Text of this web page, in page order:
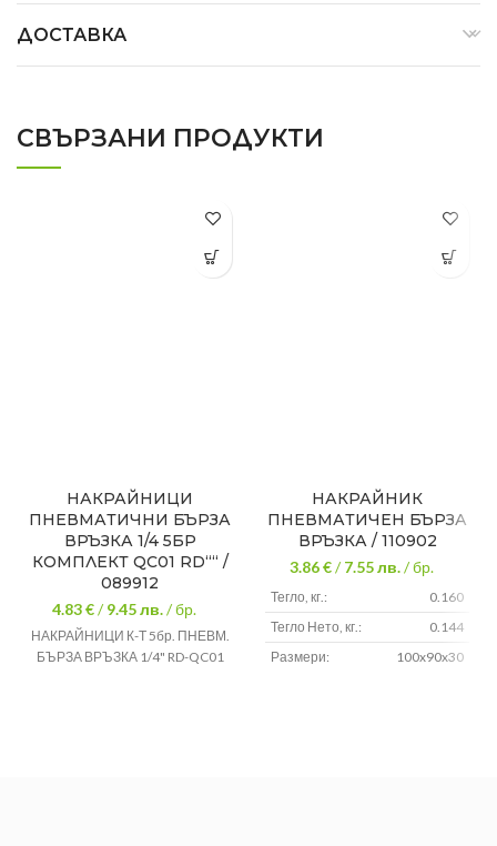
ДОСТАВКА
СВЪРЗАНИ ПРОДУКТИ
НАКРАЙНИЦИ
ПНЕВМАТИЧНИ БЪРЗА
ВРЪЗКА 1/4 5БР
КОМПЛЕКТ QC01 RD““ /
089912
4.83 €/9.45лв./ бр.
НАКРАЙНИЦИ К-Т 5бр. ПНЕВМ.
БЪРЗА ВРЪЗКА 1/4" RD-QC01
НАКРАЙНИК
ПНЕВМАТИЧЕН БЪРЗА
ВРЪЗКА / 110902
3.86 €/7.55лв./ бр.
Тегло, кг.:
0.160
Тегло Нето, кг.:
0.144
Размери:
100x90x30